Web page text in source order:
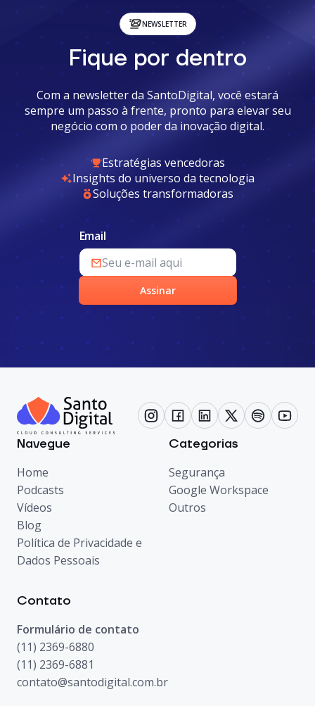
NEWSLETTER
Fique por dentro
Com a newsletter da SantoDigital, você estará
sempre um passo à frente, pronto para elevar seu
negócio com o poder da inovação digital.
Estratégias vencedoras
Insights do universo da tecnologia
Soluções transformadoras
Email
Assinar
Navegue
Home
Podcasts
Vídeos
Blog
Política de Privacidade e
Dados Pessoais
Categorias
Segurança
Google Workspace
Outros
Contato
Formulário de contato
(11) 2369-6880
(11) 2369-6881
contato@santodigital.com.br